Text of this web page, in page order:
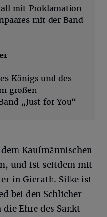
mit Proklamation
mit der Band
Königs und des
großen
„Just for You“
Kaufmännischen
und ist seitdem mit
in Gierath. Silke ist
bei den Schlicher
Ehre des Sankt